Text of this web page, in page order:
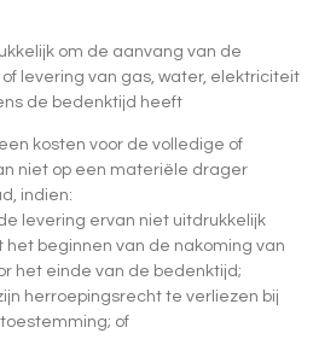
om de aanvang van de
levering van gas, water, elektriciteit
de bedenktijd heeft
kosten voor de volledige of
niet op een materiële drager
indien:
levering ervan niet uitdrukkelijk
beginnen van de nakoming van
het einde van de bedenktijd;
herroepingsrecht te verliezen bij
of